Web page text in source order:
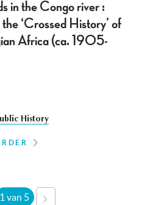
in the Congo river :
‘Crossed History’ of
Africa (ca. 1905-
History
1 van 5